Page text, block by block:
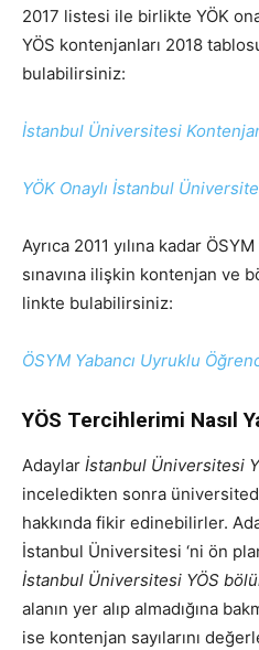
2017 listesi ile birlikte YÖK
YÖS kontenjanları 2018
bulabilirsiniz:
İstanbul Üniversitesi
YÖK Onaylı İstanbul
Ayrıca 2011 yılına kadar
sınavına ilişkin kontenjan ve
linkte bulabilirsiniz:
ÖSYM Yabancı Uyruklu
YÖS Tercihlerimi Nasıl
Adaylar İstanbul Üniversitesi
inceledikten sonra
hakkında fikir edinebilirler.
İstanbul Üniversitesi ‘ni ön
İstanbul Üniversitesi YÖS
alanın yer alıp almadığına
ise kontenjan sayılarını